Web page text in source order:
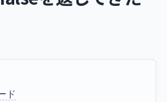
ド